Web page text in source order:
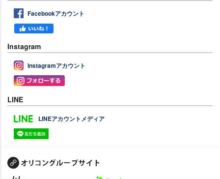
Facebookアカウント
Instagram
Instagramアカウント
LINE
LINEアカウントメディア